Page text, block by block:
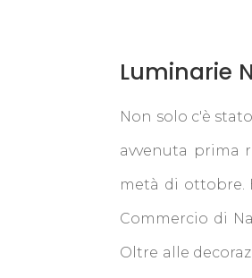
Luminarie
Non solo c'è
avvenuta prima
metà di ottobre.
Commercio di
Oltre alle